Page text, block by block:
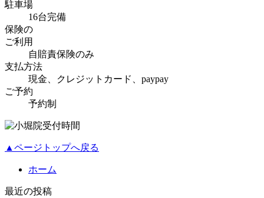
駐車場
16台完備
保険の
ご利用
自賠責保険のみ
支払方法
現金、クレジットカード、paypay
ご予約
予約制
▲ページトップへ戻る
ホーム
最近の投稿